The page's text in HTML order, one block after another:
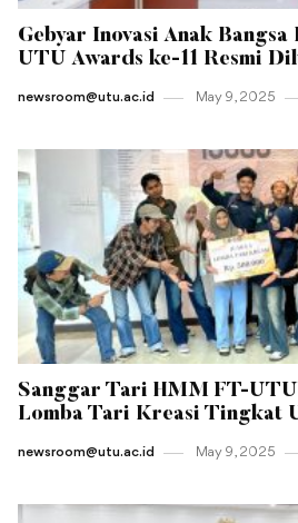
Gebyar Inovasi Anak
UTU Awards ke-11 Resmi
newsroom@utu.ac.id May 9 , 2025
Sanggar Tari HMM FT-UTU
Lomba Tari Kreasi Tingkat
newsroom@utu.ac.id May 9 , 2025